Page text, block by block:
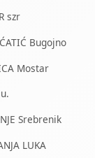
szr
Bugojno
Mostar
Srebrenik
LUKA